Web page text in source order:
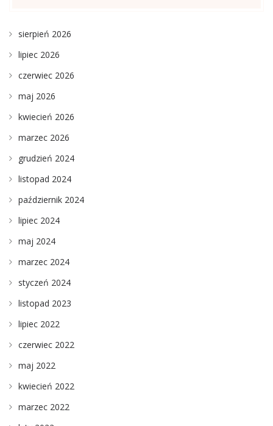
sierpień 2026
lipiec 2026
czerwiec 2026
maj 2026
kwiecień 2026
marzec 2026
grudzień 2024
listopad 2024
październik 2024
lipiec 2024
maj 2024
marzec 2024
styczeń 2024
listopad 2023
lipiec 2022
czerwiec 2022
maj 2022
kwiecień 2022
marzec 2022